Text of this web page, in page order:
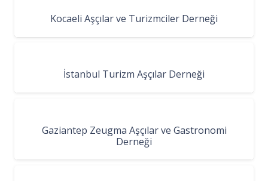
Kocaeli Aşçılar ve Turizmciler Derneği
İstanbul Turizm Aşçılar Derneği
Gaziantep Zeugma Aşçılar ve Gastronomi
Derneği